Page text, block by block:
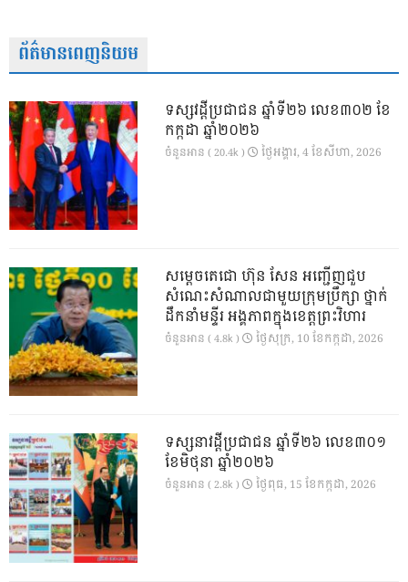
ព័ត៌មានពេញនិយម
ទស្សវដ្តីប្រជាជន ឆ្នាំទី២៦ លេខ៣០២ ខែ
កក្កដា ឆ្នាំ២០២៦
ចំនួនអាន ( 20.4k ) ថ្ងៃ​អង្គារ, 4 ខែ​សីហា, 2026
សម្តេចតេជោ ហ៊ុន សែន អញ្ជើញជួប
សំណេះសំណាលជាមួយក្រុមប្រឹក្សា ថ្នាក់
ដឹកនាំមន្ទីរ អង្គភាពក្នុងខេត្តព្រះវិហារ
ចំនួនអាន ( 4.8k ) ថ្ងៃ​សុក្រ, 10 ខែ​កក្កដា, 2026
ទស្សនាវដ្ដីប្រជាជន ឆ្នាំទី២៦ លេខ៣០១
ខែមិថុនា ឆ្នាំ២០២៦
ចំនួនអាន ( 2.8k ) ថ្ងៃ​ពុធ, 15 ខែ​កក្កដា, 2026